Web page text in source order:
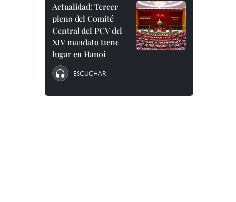
Actualidad: Tercer
pleno del Comité
Central del PCV del
XIV mandato tiene
lugar en Hanoi
ESCUCHAR